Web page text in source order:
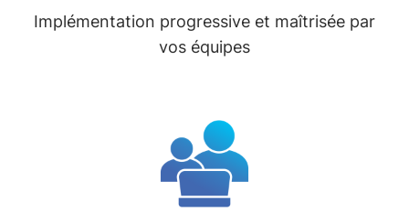
Implémentation progressive et maîtrisée par
vos équipes